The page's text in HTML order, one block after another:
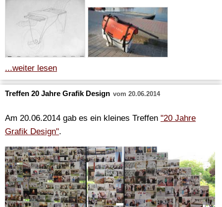
...weiter lesen
Treffen 20 Jahre Grafik Design vom 20.06.2014
Am 20.06.2014 gab es ein kleines Treffen "20 Jahre
Grafik Design".